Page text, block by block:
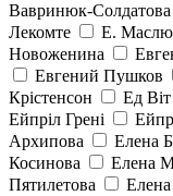
Вавринюк-Солдатова
Лекомте
Е.
Новоженина
Евгений Пушков
Крістенсон
Ед Віт
Ейпріл Грені
Архипова
Елена
Косинова
Елена
Пятилетова